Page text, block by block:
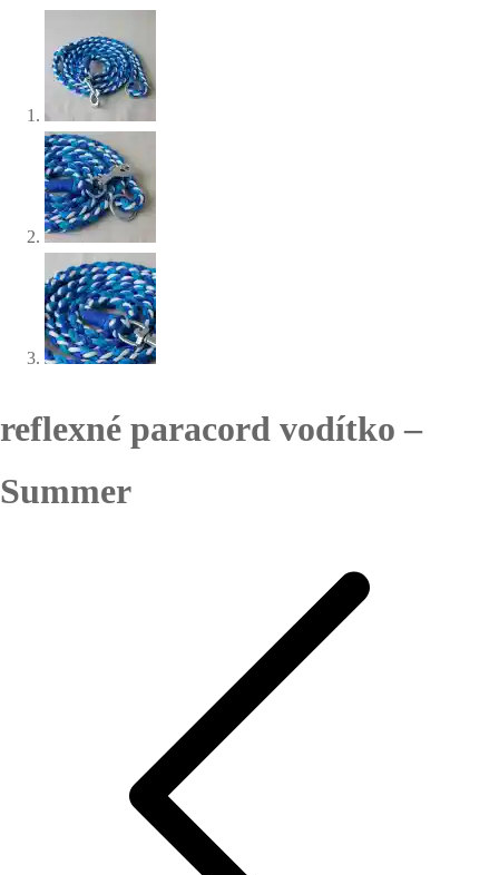
reflexné paracord vodítko –
Summer